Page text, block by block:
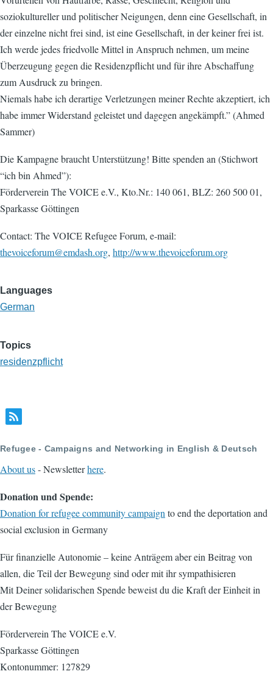
soziokultureller und politischer Neigungen, denn eine Gesellschaft, in
der einzelne nicht frei sind, ist eine Gesellschaft, in der keiner frei ist.
Ich werde jedes friedvolle Mittel in Anspruch nehmen, um meine
Überzeugung gegen die Residenzpflicht und für ihre Abschaffung
zum Ausdruck zu bringen.
Niemals habe ich derartige Verletzungen meiner Rechte akzeptiert, ich
habe immer Widerstand geleistet und dagegen angekämpft.” (Ahmed
Sammer)
Die Kampagne braucht Unterstützung! Bitte spenden an (Stichwort
“ich bin Ahmed”):
Förderverein The VOICE e.V., Kto.Nr.: 140 061, BLZ: 260 500 01,
Sparkasse Göttingen
Contact: The VOICE Refugee Forum, e-mail:
thevoiceforum@emdash.org, http://www.thevoiceforum.org
Languages
German
Topics
residenzpflicht
Refugee - Campaigns and Networking in English & Deutsch
About us- Newsletterhere.
Donation und Spende:
Donation for refugee community campaignto end the deportation and
social exclusion in Germany
Für finanzielle Autonomie – keine Anträgem aber ein Beitrag von
allen, die Teil der Bewegung sind oder mit ihr sympathisieren
Mit Deiner solidarischen Spende beweist du die Kraft der Einheit in
der Bewegung
Förderverein The VOICE e.V.
Sparkasse Göttingen
Kontonummer: 127829